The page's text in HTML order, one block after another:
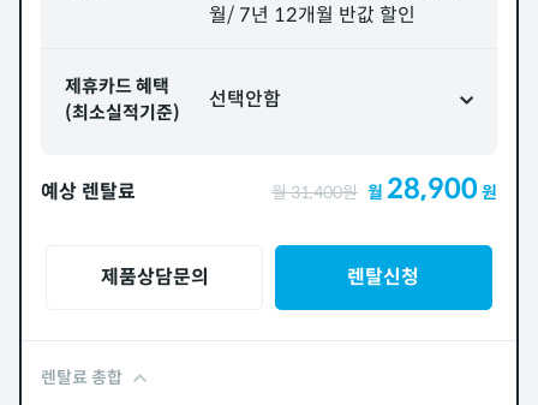
월/ 7년 12개월 반값 할인
제휴카드 혜택
(최소실적기준)
선택안함
예상 렌탈료 월31,400원 월 28,900원
제품상담문의 렌탈신청
렌탈료 총합